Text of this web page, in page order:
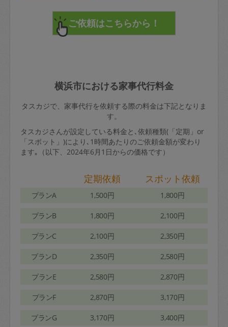
横浜市における家事代行料金
タスカジで、家事代行を依頼する際の料金は下記となりま
す。
タスカジさんが設定している料金と､依頼種類(「定期」or
「スポット」)により､1時間あたりのご依頼金額が変わり
ます｡（以下、2024年6月1日からの価格です）
定期依頼 スポット依頼
プランA 1,500円 1,800円
プランB 1,800円 2,100円
プランC 2,100円 2,350円
プランD 2,350円 2,580円
プランE 2,580円 2,870円
プランF 2,870円 3,170円
プランG 3,170円 3,400円